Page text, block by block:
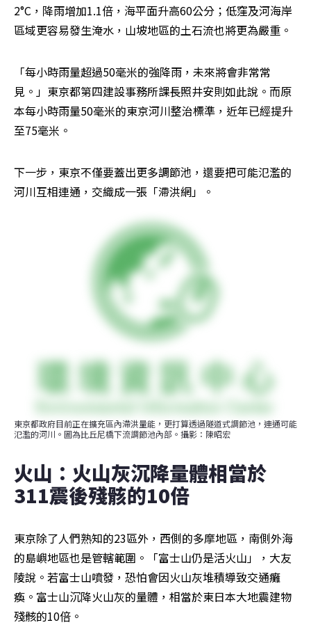
2°C，降雨增加1.1倍，海平面升高60公分；低窪及河海岸
區域更容易發生淹水，山坡地區的土石流也將更為嚴重。
「每小時雨量超過50毫米的強降雨，未來將會非常常
見。」東京都第四建設事務所課長照井安則如此說。而原
本每小時雨量50毫米的東京河川整治標準，近年已經提升
至75毫米。
下一步，東京不僅要蓋出更多調節池，還要把可能氾濫的
河川互相連通，交織成一張「滯洪網」。
東京都政府目前正在擴充區內滯洪量能，更打算透過隧道式調節池，連通可能
氾濫的河川。圖為比丘尼橋下流調節池內部。攝影：陳昭宏
火山：火山灰沉降量體相當於
311震後殘骸的10倍
東京除了人們熟知的23區外，西側的多摩地區，南側外海
的島嶼地區也是管轄範圍。「富士山仍是活火山」，大友
陵說。若富士山噴發，恐怕會因火山灰堆積導致交通癱
瘓。富士山沉降火山灰的量體，相當於東日本大地震建物
殘骸的10倍。